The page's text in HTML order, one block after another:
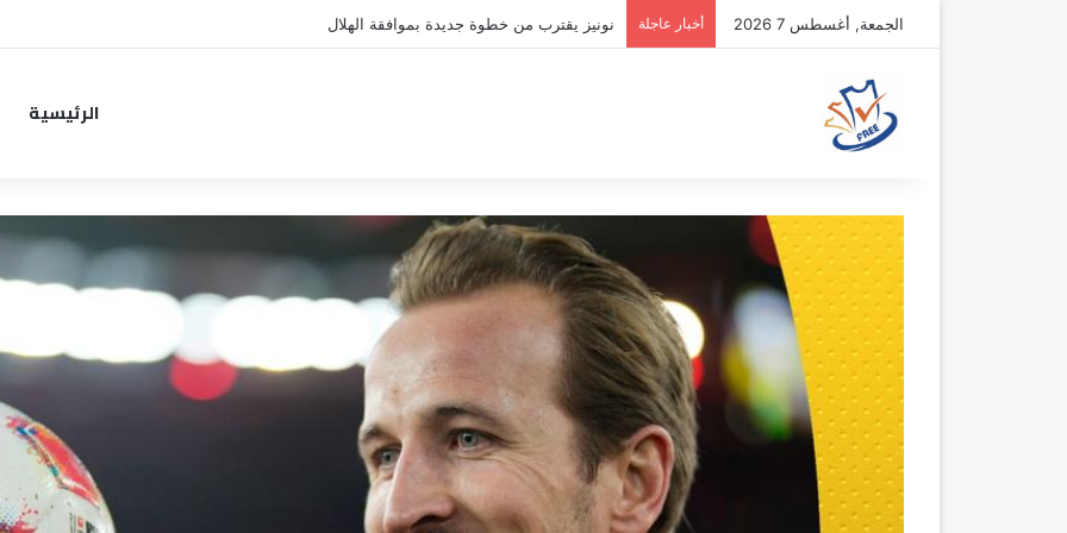
الجمعة, أغسطس 7 2026 أخبار عاجلة نونيز يقترب من خطوة جديدة بموافقة الهلال
الرئيسية